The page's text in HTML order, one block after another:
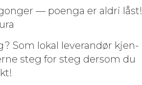
— poen­ga er aldri låst!
Som lokal leverandør kjen­
steg for steg der­som du